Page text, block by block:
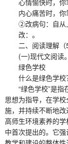
内心痛苦时，
②改病句：自从上
改：。
二、阅读理解（
(一)现代文阅读。
绿色学校
什么是绿色学
“绿色学校”是指
思想为指导，在学
施，并持续不断地
高师生环境素养的
中首次提出的。它强